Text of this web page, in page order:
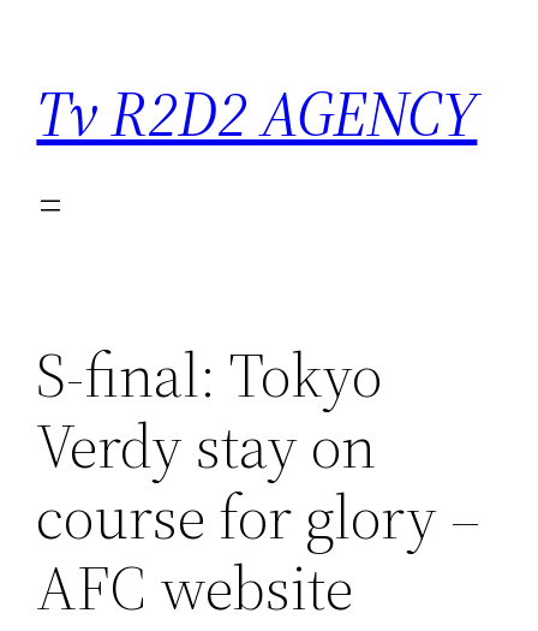
conteúdo
Tv R2D2 AGENCY
S-final: Tokyo
Verdy stay on
course for glory –
AFC website